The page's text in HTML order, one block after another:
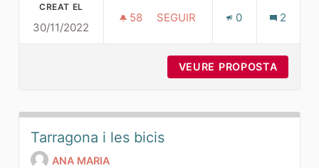
CREAT EL
30/11/2022
58 58 SEGUIDORES
SEGUIR 0 2
VEURE PROPOSTA
Tarragona i les bicis
ANA MARIA